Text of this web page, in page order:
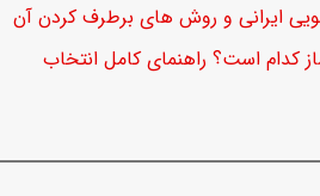
ایرانی و روش های برطرف کردن آن
است؟ راهنمای کامل انتخاب